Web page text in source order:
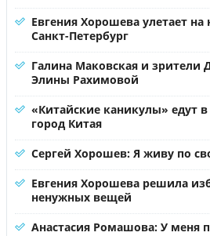
Евгения Хорошева улетает на
Санкт-Петербург
Галина Маковская и зрители
Элины Рахимовой
«Китайские каникулы» едут
город Китая
Сергей Хорошев: Я живу по
Евгения Хорошева решила
ненужных вещей
Анастасия Ромашова: У меня